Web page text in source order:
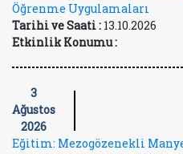
Öğrenme Uygulamaları
Tarihi ve Saati : 13.10.2026
Etkinlik Konumu :
3
Ağustos
2026
Eğitim: Mezogözenekli